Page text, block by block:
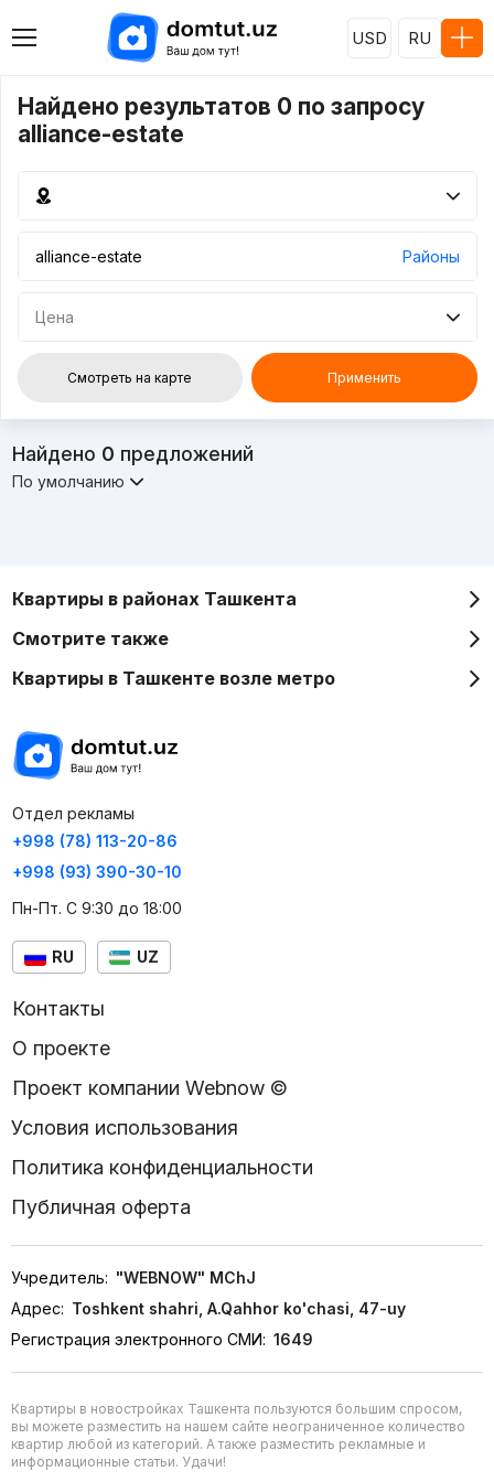
USD RU
Найдено результатов 0 по запросу
alliance-estate
Районы
Цена
Смотреть на карте Применить
Найдено 0 предложений
По умолчанию
Квартиры в районах Ташкента
Смотрите также
Квартиры в Ташкенте возле метро
Отдел рекламы
+998 (78) 113-20-86
+998 (93) 390-30-10
Пн-Пт. С 9:30 до 18:00
RU UZ
Контакты
О проекте
Проект компании Webnow ©
Условия использования
Политика конфиденциальности
Публичная оферта
Учредитель: "WEBNOW" MChJ
Адрес: Toshkent shahri, A.Qahhor ko'chasi, 47-uy
Регистрация электронного СМИ: 1649
Квартиры в новостройках Ташкента пользуются большим спросом,
вы можете разместить на нашем сайте неограниченное количество
квартир любой из категорий. А также разместить рекламные и
информационные статьи. Удачи!